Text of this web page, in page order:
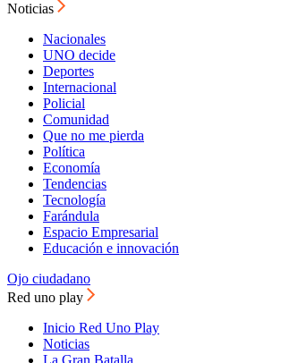
Noticias
Nacionales
UNO decide
Deportes
Internacional
Policial
Comunidad
Que no me pierda
Política
Economía
Tendencias
Tecnología
Farándula
Espacio Empresarial
Educación e innovación
Ojo ciudadano
Red uno play
Inicio Red Uno Play
Noticias
La Gran Batalla